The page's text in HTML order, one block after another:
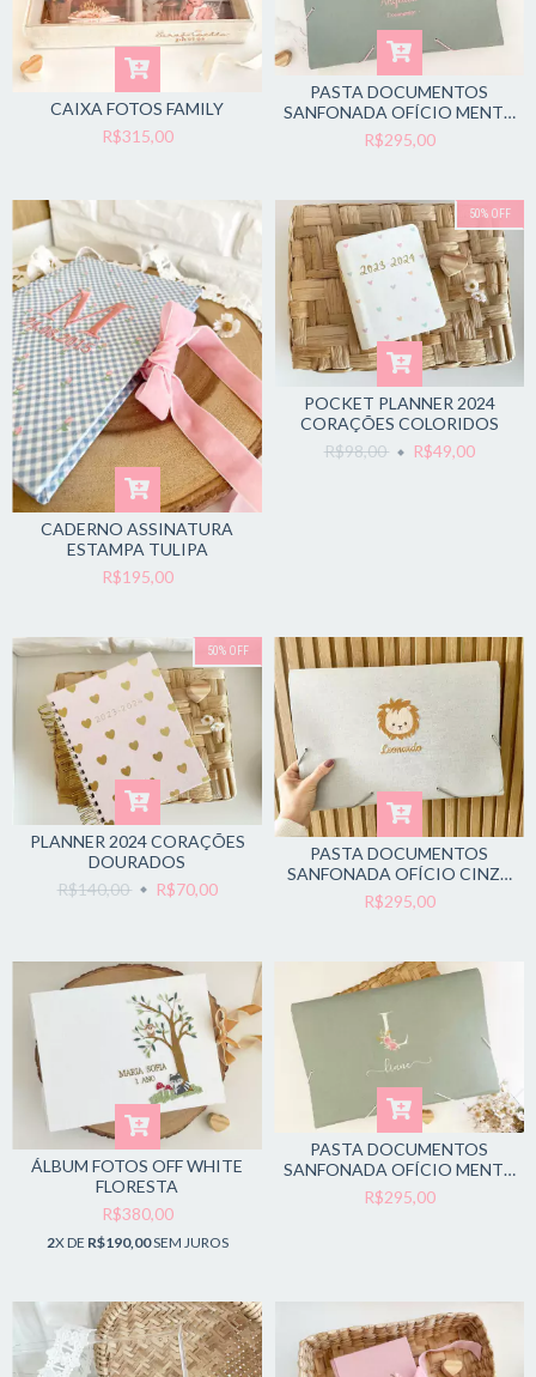
CAIXA FOTOS FAMILY
R$315,00
PASTA DOCUMENTOS
SANFONADA OFÍCIO MENTA
ARCO ÍRIS
R$295,00
CADERNO ASSINATURA
ESTAMPA TULIPA
R$195,00
50% OFF
POCKET PLANNER 2024
CORAÇÕES COLORIDOS
R$98,00
R$49,00
50% OFF
PLANNER 2024 CORAÇÕES
DOURADOS
R$140,00
R$70,00
PASTA DOCUMENTOS
SANFONADA OFÍCIO CINZA
CLARO LEÃO
R$295,00
ÁLBUM FOTOS OFF WHITE
FLORESTA
R$380,00
2X DE R$190,00SEM JUROS
PASTA DOCUMENTOS
SANFONADA OFÍCIO MENTA
MONOGRAMA
R$295,00